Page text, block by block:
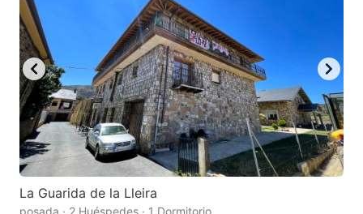
La Guarida de la Lleira